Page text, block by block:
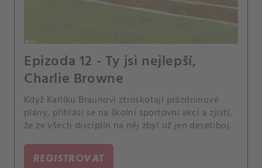
Epizoda 12 - Ty jsi nejlepší,
Charlie Browne
Když Karlíku Braunovi ztroskotají prázdninové
plány, přihlásí se na školní sportovní akci a zjistí,
že ze všech disciplín na něj zbyl už jen desetiboj.
REGISTROVAT